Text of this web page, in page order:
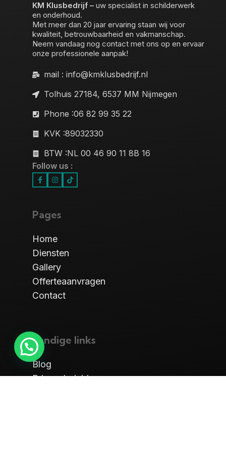
KM Klusbedrijf – uw specialist in schilderwerk
en onderhoud.
Met meer dan 20 jaar ervaring staan wij voor
kwaliteit, betrouwbaarheid en vakmanschap.
Neem vandaag nog contact met ons op en ervaar
onze professionele aanpak!
mail : info@kmklusbedrijf.nl
Tolhuis 27184, 6537 MM Nijmegen
Phone :06 82 99 35 22
KVK :89032330
BTW :NL 00 46 90 11 8B 16
Follow us :
Pages
Home
Diensten
Gallery
Offerteaanvragen
Contact
handige links
Blog
Privacybeleid